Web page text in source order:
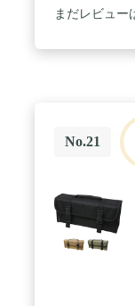
まだレビュー
No.21